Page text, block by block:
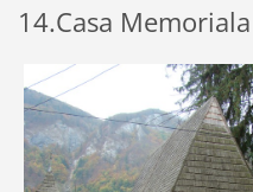
14.Casa